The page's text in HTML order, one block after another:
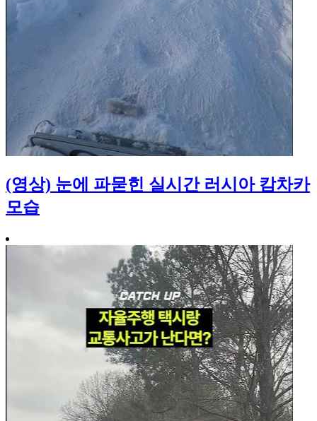
(영상) 눈에 파묻힌 실시간 러시아 캄차카
모습